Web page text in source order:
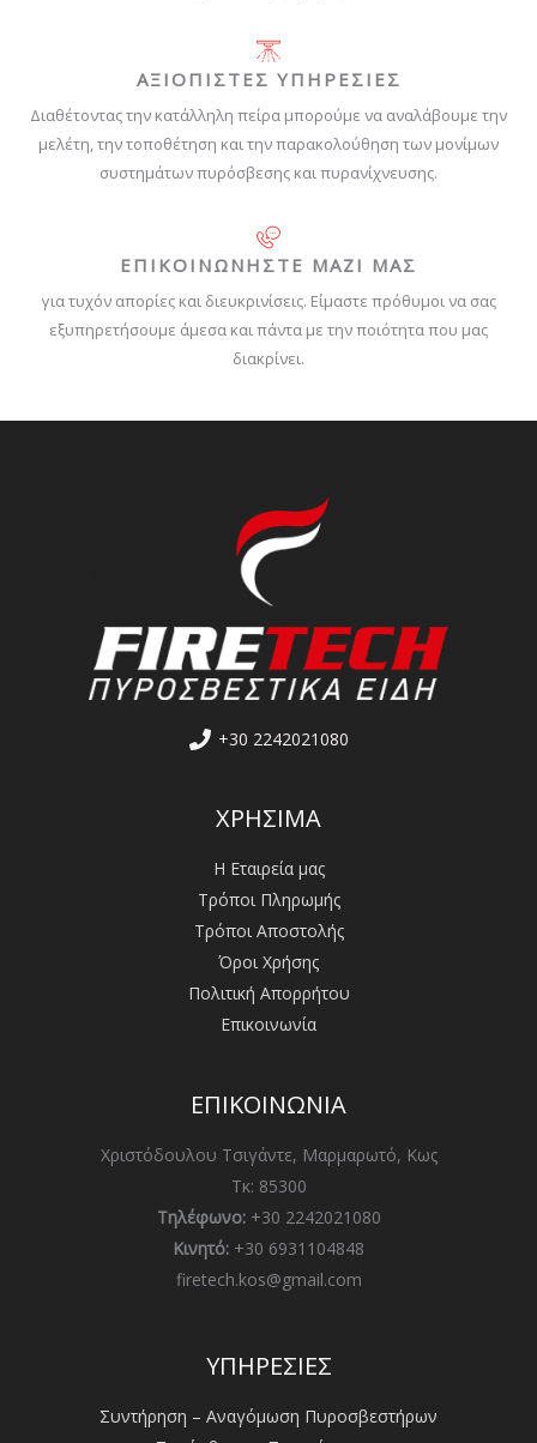
ΑΞΙΟΠΙΣΤΕΣ ΥΠΗΡΕΣΙΕΣ
Διαθέτοντας την κατάλληλη πείρα μπορούμε να αναλάβουμε την
μελέτη, την τοποθέτηση και την παρακολούθηση των μονίμων
συστημάτων πυρόσβεσης και πυρανίχνευσης.
ΕΠΙΚΟΙΝΩΝΗΣΤΕ ΜΑΖΙ ΜΑΣ
για τυχόν απορίες και διευκρινίσεις. Είμαστε πρόθυμοι να σας
εξυπηρετήσουμε άμεσα και πάντα με την ποιότητα που μας
διακρίνει.
+30 2242021080
ΧΡΗΣΙΜΑ
Η Εταιρεία μας
Τρόποι Πληρωμής
Τρόποι Αποστολής
Όροι Χρήσης
Πολιτική Απορρήτου
Επικοινωνία
ΕΠΙΚΟΙΝΩΝΙΑ
Χριστόδουλου Τσιγάντε, Μαρμαρωτό, Κως
Τκ: 85300
Τηλέφωνο:+30 2242021080
Κινητό: +30 6931104848
firetech.kos@gmail.com
ΥΠΗΡΕΣΙΕΣ
Συντήρηση – Αναγόμωση Πυροσβεστήρων